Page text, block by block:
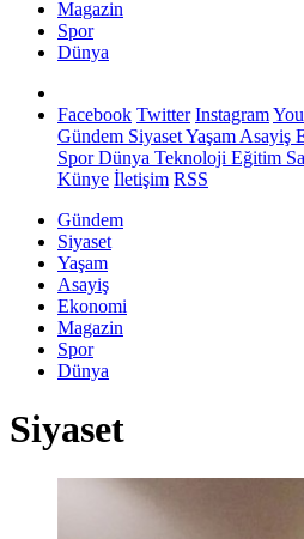
Magazin
Spor
Dünya
Facebook Twitter Instagram
Gündem SiyasetYaşam Asayiş
SporDünya Teknoloji Eğitim
Künye İletişim RSS
Gündem
Siyaset
Yaşam
Asayiş
Ekonomi
Magazin
Spor
Dünya
Siyaset